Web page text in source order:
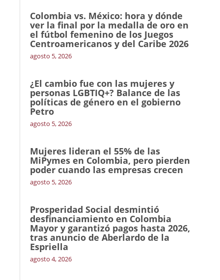
Colombia vs. México: hora y dónde
ver la final por la medalla de oro en
el fútbol femenino de los Juegos
Centroamericanos y del Caribe 2026
agosto 5, 2026
¿El cambio fue con las mujeres y
personas LGBTIQ+? Balance de las
políticas de género en el gobierno
Petro
agosto 5, 2026
Mujeres lideran el 55% de las
MiPymes en Colombia, pero pierden
poder cuando las empresas crecen
agosto 5, 2026
Prosperidad Social desmintió
desfinanciamiento en Colombia
Mayor y garantizó pagos hasta 2026,
tras anuncio de Aberlardo de la
Espriella
agosto 4, 2026